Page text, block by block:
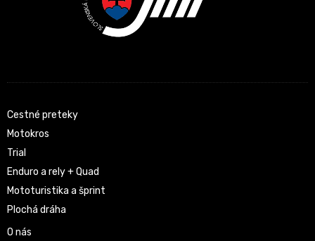
Cestné preteky
Motokros
Trial
Enduro a rely + Quad
Mototuristika a šprint
Plochá dráha
O nás